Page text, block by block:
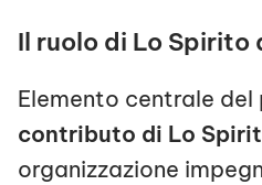
Il ruolo di Lo Spirito
Elemento centrale
contributo di Lo
organizzazione